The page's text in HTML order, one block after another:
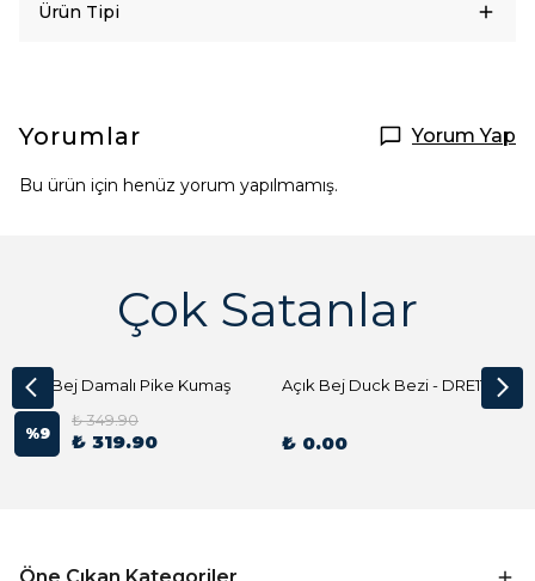
Ürün Tipi
Yorumlar Yorum Yap
Bu ürün için henüz yorum yapılmamış.
Çok Satanlar
Açık Bej Damalı Pike Kumaş
%9
₺ 349.90
₺ 319.90
Açık Bej Duck Bezi - DRE1144 Kumaş Peçete
₺ 0.00